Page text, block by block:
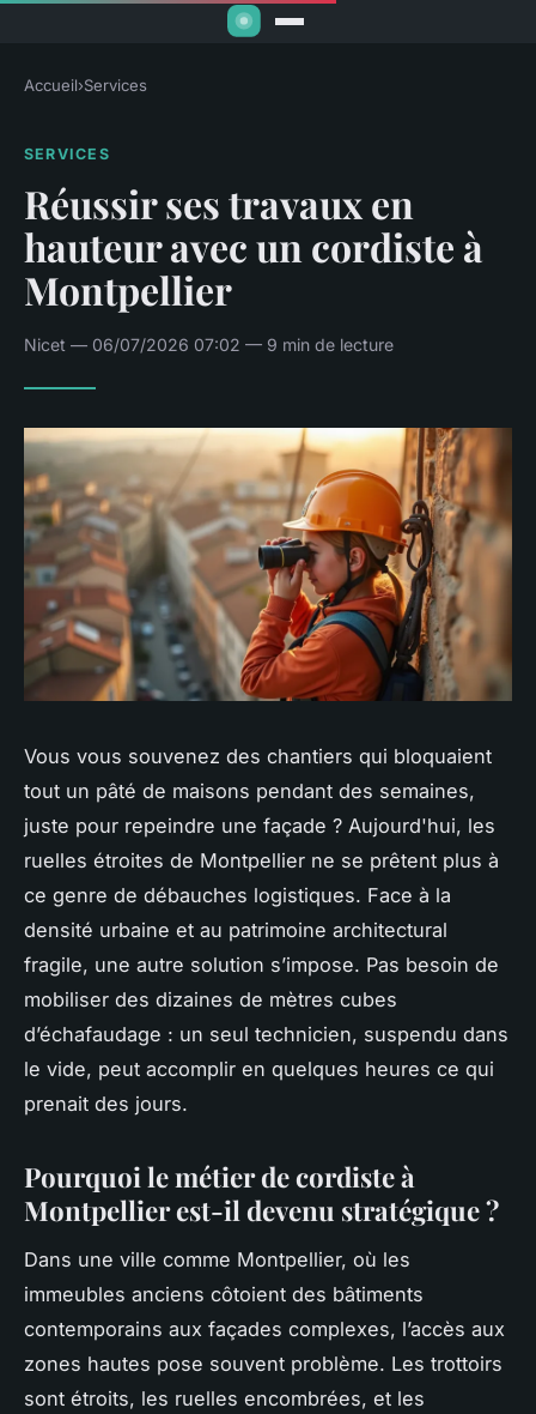
Accueil›Services
SERVICES
Réussir ses travaux en
hauteur avec un cordiste à
Montpellier
Nicet — 06/07/2026 07:02 — 9 min de lecture
Vous vous souvenez des chantiers qui bloquaient
tout un pâté de maisons pendant des semaines,
juste pour repeindre une façade ? Aujourd'hui, les
ruelles étroites de Montpellier ne se prêtent plus à
ce genre de débauches logistiques. Face à la
densité urbaine et au patrimoine architectural
fragile, une autre solution s’impose. Pas besoin de
mobiliser des dizaines de mètres cubes
d’échafaudage : un seul technicien, suspendu dans
le vide, peut accomplir en quelques heures ce qui
prenait des jours.
Pourquoi le métier de cordiste à
Montpellier est-il devenu stratégique ?
Dans une ville comme Montpellier, où les
immeubles anciens côtoient des bâtiments
contemporains aux façades complexes, l’accès aux
zones hautes pose souvent problème. Les trottoirs
sont étroits, les ruelles encombrées, et les